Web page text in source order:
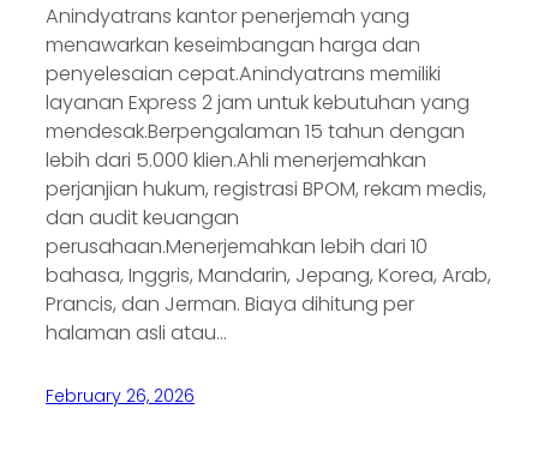
Anindyatrans kantor penerjemah yang
menawarkan keseimbangan harga dan
penyelesaian cepat.Anindyatrans memiliki
layanan Express 2 jam untuk kebutuhan yang
mendesak.Berpengalaman 15 tahun dengan
lebih dari 5.000 klien.Ahli menerjemahkan
perjanjian hukum, registrasi BPOM, rekam medis,
dan audit keuangan
perusahaan.Menerjemahkan lebih dari 10
bahasa, Inggris, Mandarin, Jepang, Korea, Arab,
Prancis, dan Jerman. Biaya dihitung per
halaman asli atau…
February 26, 2026